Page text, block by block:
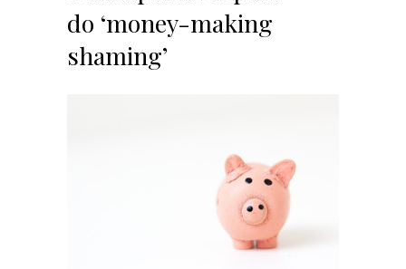
do ‘money-making
shaming’